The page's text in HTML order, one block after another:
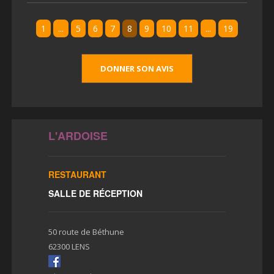
L'ARDOISE
RESTAURANT
SALLE DE RÉCEPTION
50 route de Béthune
62300 LENS
1 ... 5 6 7 8 9 10 11 ... 19
DONNER SON AVIS